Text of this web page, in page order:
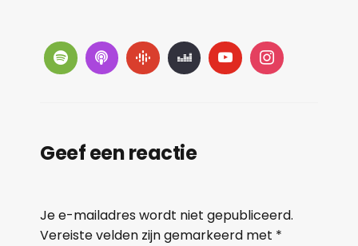
Geef een reactie
Je e-mailadres wordt niet gepubliceerd.
Vereiste velden zijn gemarkeerd met *